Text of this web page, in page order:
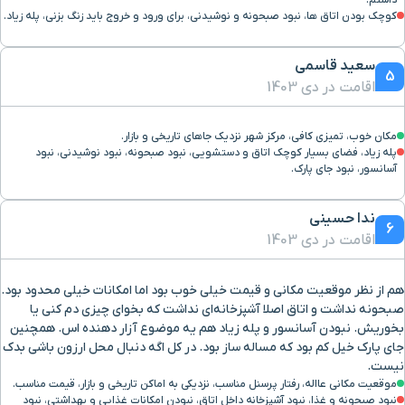
کوچک بودن اتاق ها، نبود صبحونه و نوشیدنی، برای ورود و خروج باید زنگ بزنی، پله زیاد.
5
سعید قاسمی
اقامت در دی 1403
مکان خوب، تمیزی کافی، مرکز شهر نزدیک جاهای تاریخی و بازار.
پله زیاد، فضای بسیار کوچک اتاق و دستشویی، نبود صبحونه، نبود نوشیدنی، نبود
آسانسور، نبود جای پارک.
6
ندا حسینی
اقامت در دی 1403
هم از نظر موقعیت مکانی و قیمت خیلی خوب بود اما امکانات خیلی محدود بود.
صبحونه نداشت و اتاق اصلا آشپزخانه‌ای نداشت که بخوای چیزی دم کنی یا
بخوریش. نبودن آسانسور و پله زیاد هم یه موضوع آزار دهنده اس. همچنین
جای پارک خیل کم بود که مساله ساز بود. در کل اگه دنبال محل ارزون باشی بدک
نیست.
موقعیت مکانی عااله، رفتار پرسنل مناسب، نزدیکی به اماکن تاریخی و بازار، قیمت مناسب.
نبود صبحونه و غذا، نبود آشپزخانه داخل اتاق، نبودن امکانات غذایی و بهداشتی، نبود